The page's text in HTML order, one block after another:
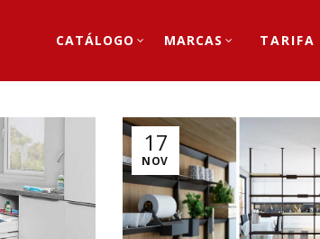
CATÁLOGO MARCAS TARIFA
17
NOV